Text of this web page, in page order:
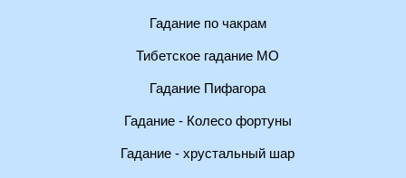
Гадание по чакрам
Тибетское гадание МО
Гадание Пифагора
Гадание - Колесо фортуны
Гадание - хрустальный шар